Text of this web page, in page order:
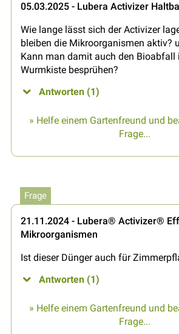
05.03.2025 - Lubera Activizer
Wie lange lässt sich der Activizer
bleiben die Mikroorganismen aktiv?
Kann man damit auch den Bioabfall
Wurmkiste besprühen?
Antworten (1)
» Helfe einem Gartenfreund und
Frage...
Frage
21.11.2024 - Lubera® Activizer®
Mikroorganismen
Ist dieser Dünger auch für
Antworten (1)
» Helfe einem Gartenfreund und
Frage...